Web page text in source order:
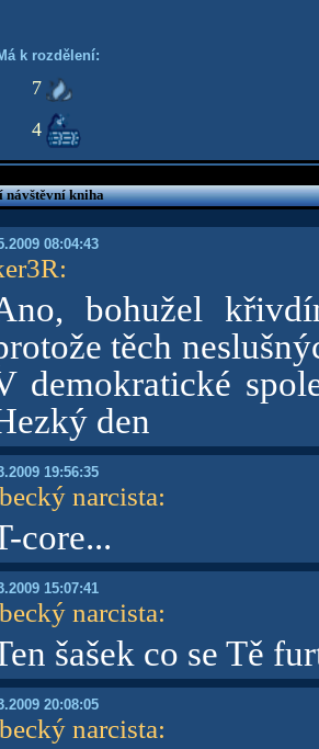
k rozdělení:
7
4
návštěvní kniha
08:04:43
:
bohužel
těch
demokratické
den
19:56:35
narcista:
core...
15:07:41
narcista:
šašek co se Tě
20:08:05
narcista: